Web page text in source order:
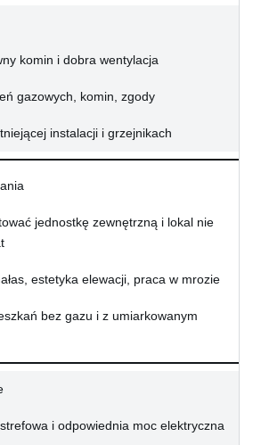
komin i dobra wentylacja
gazowych, komin, zgody
instalacji i grzejnikach
jednostkę zewnętrzną i lokal nie
estetyka elewacji, praca w mrozie
bez gazu i z umiarkowanym
i odpowiednia moc elektryczna